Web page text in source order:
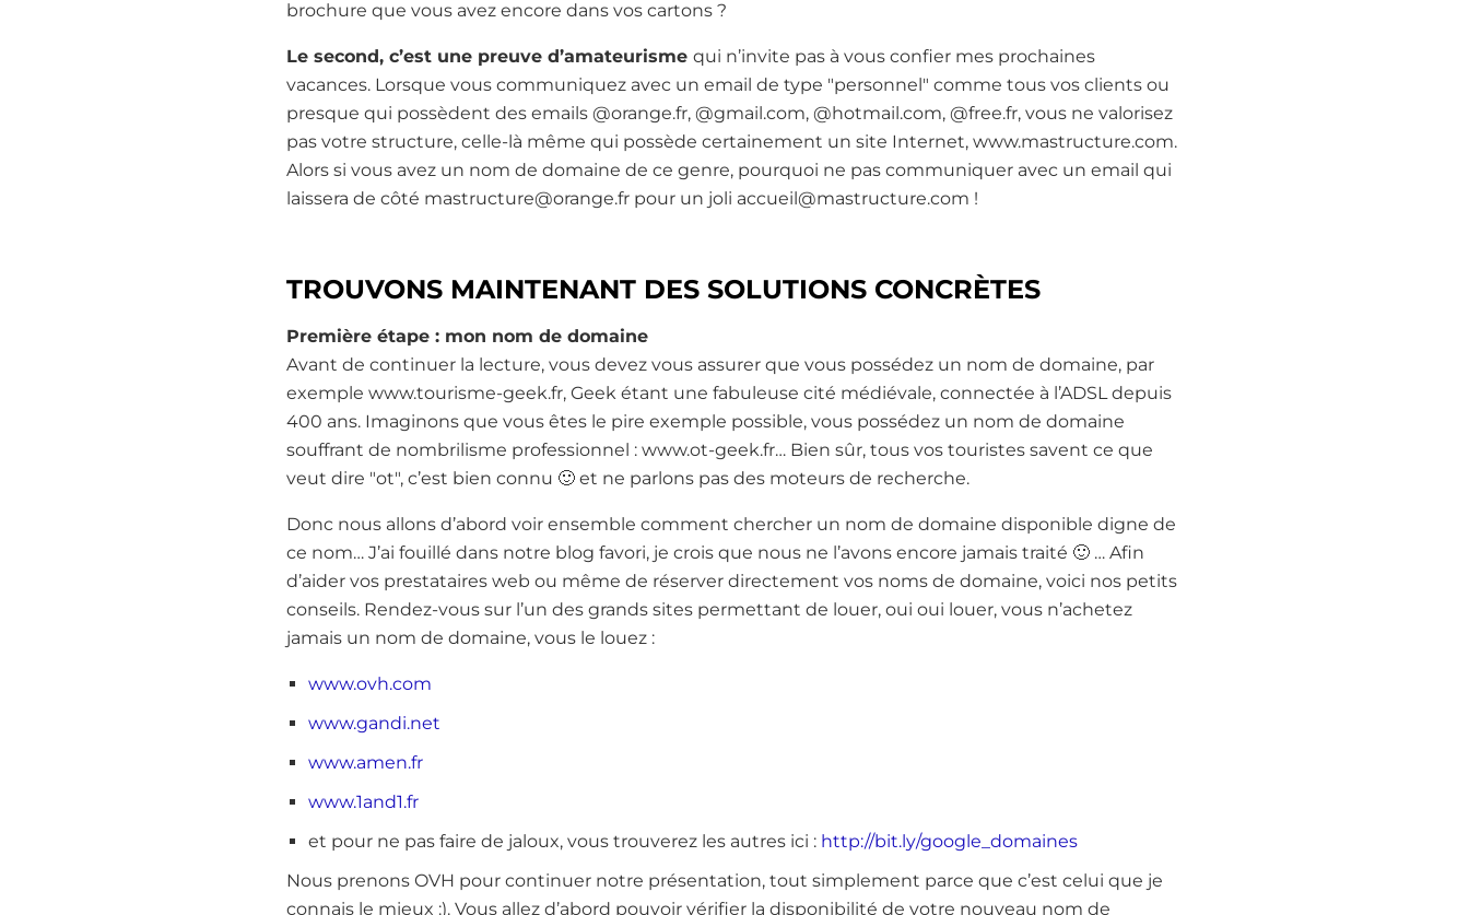
brochure que vous avez encore dans vos cartons ?
Le second, c’est une preuve d’amateurisme qui n’invite pas à vous confier mes prochaines
vacances. Lorsque vous communiquez avec un email de type "personnel" comme tous vos clients ou
presque qui possèdent des emails @orange.fr, @gmail.com, @hotmail.com, @free.fr, vous ne valorisez
pas votre structure, celle-là même qui possède certainement un site Internet, www.mastructure.com.
Alors si vous avez un nom de domaine de ce genre, pourquoi ne pas communiquer avec un email qui
laissera de côté mastructure@orange.fr pour un joli accueil@mastructure.com !
TROUVONS MAINTENANT DES SOLUTIONS CONCRÈTES
Première étape : mon nom de domaine
Avant de continuer la lecture, vous devez vous assurer que vous possédez un nom de domaine, par
exemple www.tourisme-geek.fr, Geek étant une fabuleuse cité médiévale, connectée à l’ADSL depuis
400 ans. Imaginons que vous êtes le pire exemple possible, vous possédez un nom de domaine
souffrant de nombrilisme professionnel : www.ot-geek.fr… Bien sûr, tous vos touristes savent ce que
veut dire "ot", c’est bien connu 🙂 et ne parlons pas des moteurs de recherche.
Donc nous allons d’abord voir ensemble comment chercher un nom de domaine disponible digne de
ce nom… J’ai fouillé dans notre blog favori, je crois que nous ne l’avons encore jamais traité 🙂 … Afin
d’aider vos prestataires web ou même de réserver directement vos noms de domaine, voici nos petits
conseils. Rendez-vous sur l’un des grands sites permettant de louer, oui oui louer, vous n’achetez
jamais un nom de domaine, vous le louez :
www.ovh.com
www.gandi.net
www.amen.fr
www.1and1.fr
et pour ne pas faire de jaloux, vous trouverez les autres ici : http://bit.ly/google_domaines
Nous prenons OVH pour continuer notre présentation, tout simplement parce que c’est celui que je
connais le mieux :). Vous allez d’abord pouvoir vérifier la disponibilité de votre nouveau nom de